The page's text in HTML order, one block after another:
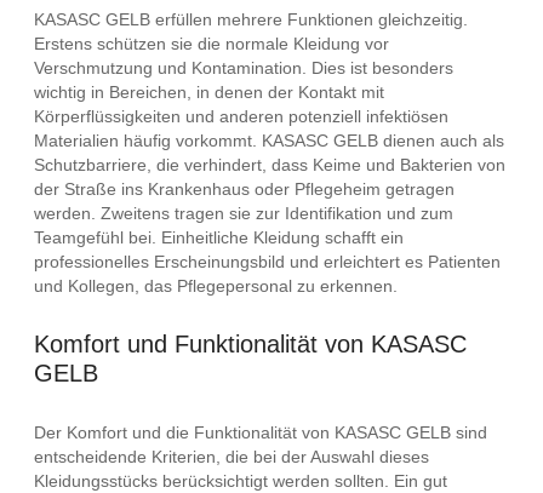
KASASC GELB erfüllen mehrere Funktionen gleichzeitig.
Erstens schützen sie die normale Kleidung vor
Verschmutzung und Kontamination. Dies ist besonders
wichtig in Bereichen, in denen der Kontakt mit
Körperflüssigkeiten und anderen potenziell infektiösen
Materialien häufig vorkommt. KASASC GELB dienen auch als
Schutzbarriere, die verhindert, dass Keime und Bakterien von
der Straße ins Krankenhaus oder Pflegeheim getragen
werden. Zweitens tragen sie zur Identifikation und zum
Teamgefühl bei. Einheitliche Kleidung schafft ein
professionelles Erscheinungsbild und erleichtert es Patienten
und Kollegen, das Pflegepersonal zu erkennen.
Komfort und Funktionalität von KASASC
GELB
Der Komfort und die Funktionalität von KASASC GELB sind
entscheidende Kriterien, die bei der Auswahl dieses
Kleidungsstücks berücksichtigt werden sollten. Ein gut